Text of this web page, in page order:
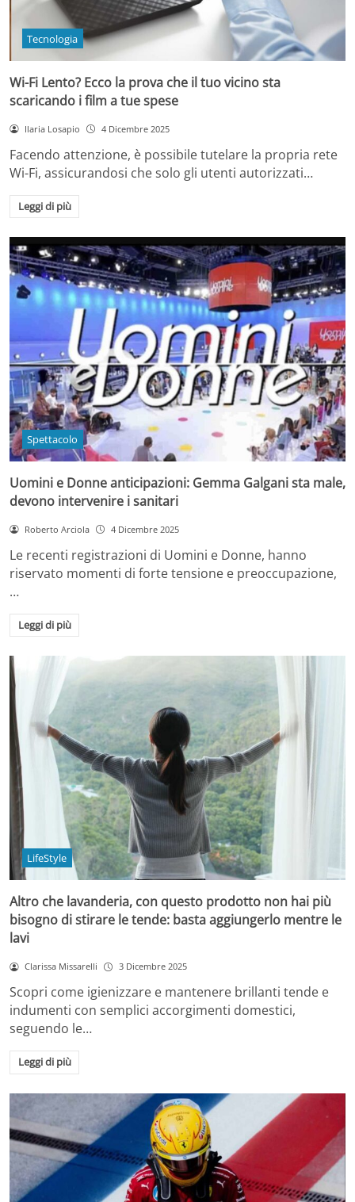
Tecnologia
Wi-Fi Lento? Ecco la prova che il tuo vicino sta
scaricando i film a tue spese
Ilaria Losapio 4 Dicembre 2025
Facendo attenzione, è possibile tutelare la propria rete
Wi-Fi, assicurandosi che solo gli utenti autorizzati…
Leggi di più
Spettacolo
Uomini e Donne anticipazioni: Gemma Galgani sta male,
devono intervenire i sanitari
Roberto Arciola 4 Dicembre 2025
Le recenti registrazioni di Uomini e Donne, hanno
riservato momenti di forte tensione e preoccupazione,
…
Leggi di più
LifeStyle
Altro che lavanderia, con questo prodotto non hai più
bisogno di stirare le tende: basta aggiungerlo mentre le
lavi
Clarissa Missarelli 3 Dicembre 2025
Scopri come igienizzare e mantenere brillanti tende e
indumenti con semplici accorgimenti domestici,
seguendo le…
Leggi di più